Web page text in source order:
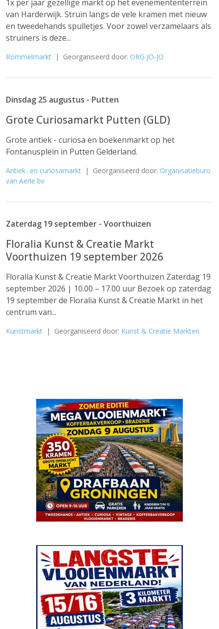
1x per jaar gezellige markt op het evenemententerrein
van Harderwijk. Struin langs de vele kramen met nieuw
en tweedehands spulletjes. Voor zowel verzamelaars als
struiners is deze...
Rommelmarkt | Georganiseerd door: ORG JO-JO
Dinsdag 25 augustus - Putten
Grote Curiosamarkt Putten (GLD)
Grote antiek - curiosa en boekenmarkt op het
Fontanusplein in Putten Gelderland.
Antiek- en curiosamarkt | Georganiseerd door: Organisatieburo
van Aerle bv
Zaterdag 19 september - Voorthuizen
Floralia Kunst & Creatie Markt
Voorthuizen 19 september 2026
Floralia Kunst & Creatie Markt Voorthuizen Zaterdag 19
september 2026 | 10.00 – 17.00 uur Bezoek op zaterdag
19 september de Floralia Kunst & Creatie Markt in het
centrum van...
Kunstmarkt | Georganiseerd door: Kunst & Creatie Markten